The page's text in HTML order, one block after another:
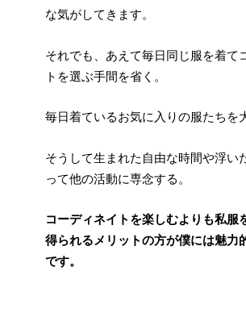
な気がしてきます。
それでも、あえて毎日同じ服を着て
トを選ぶ手間を省く。
毎日着ているお気に入りの服たちを
そうして生まれた自由な時間や浮い
って他の活動に専念する。
コーディネイトを楽しむよりも私服
得られるメリットの方が僕には魅力
です。